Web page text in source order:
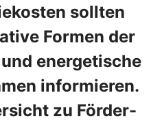
sollten
Formen der
energetische
informieren.
zu Förder-